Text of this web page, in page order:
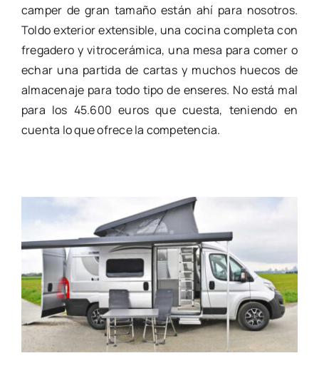
camper de gran tamaño están ahí para nosotros.
Toldo exterior extensible, una cocina completa con
fregadero y vitrocerámica, una mesa para comer o
echar una partida de cartas y muchos huecos de
almacenaje para todo tipo de enseres. No está mal
para los 45.600 euros que cuesta, teniendo en
cuenta lo que ofrece la competencia.